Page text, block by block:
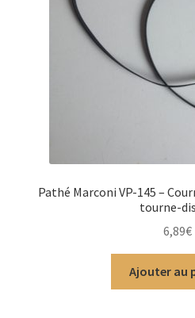
Pathé Marconi VP-145 –
tourne-
6,89€
Ajouter au